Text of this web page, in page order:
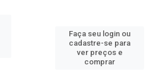
Faça seu login ou
cadastre-se para
ver preços e
comprar